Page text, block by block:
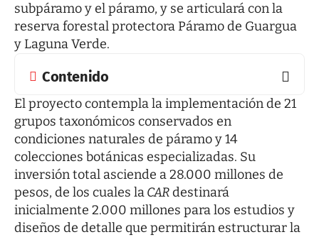
subpáramo y el páramo, y se articulará con la
reserva forestal protectora Páramo de Guargua
y Laguna Verde.
Contenido
El proyecto contempla la implementación de 21
grupos taxonómicos conservados en
condiciones naturales de páramo y 14
colecciones botánicas especializadas. Su
inversión total asciende a 28.000 millones de
pesos, de los cuales laCARdestinará
inicialmente 2.000 millones para los estudios y
diseños de detalle que permitirán estructurar la